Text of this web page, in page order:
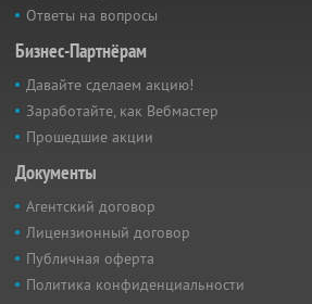
Ответы на вопросы
Бизнес-Партнёрам
Давайте сделаем акцию!
Заработайте, как Вебмастер
Прошедшие акции
Документы
Агентский договор
Лицензионный договор
Публичная оферта
Политика конфиденциальности